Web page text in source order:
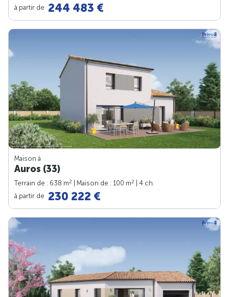
à partir de 244 483 €
Maison à
Auros (33)
Terrain de : 638 m2 | Maison de : 100 m2
| 4 ch.
à partir de 230 222 €